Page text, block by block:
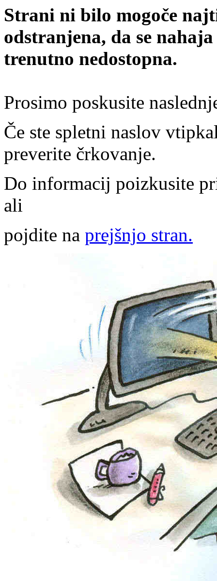
Strani ni bilo mogoče
odstranjena, da se
trenutno nedostopna.
Prosimo poskusite
Če ste spletni naslov
preverite črkovanje.
Do informacij poizkusite
ali
pojdite na prejšnjo stran.